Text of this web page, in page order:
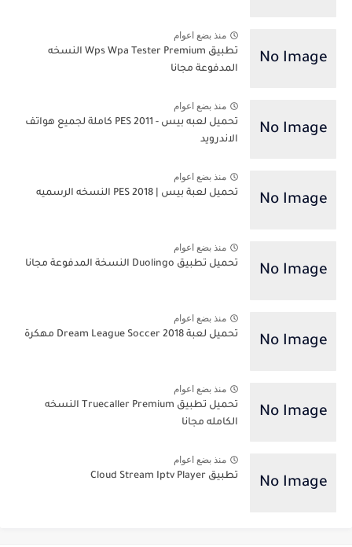
منذ بضع اعوام
تطبيق Wps Wpa Tester Premium النسخه
المدفوعة مجانا
منذ بضع اعوام
تحميل لعبه بيس - PES 2011 كاملة لجميع هواتف
الاندرويد
منذ بضع اعوام
تحميل لعبة بيس | PES 2018 النسخه الرسميه
منذ بضع اعوام
تحميل تطبيق Duolingo النسخة المدفوعة مجانا
منذ بضع اعوام
تحميل لعبة Dream League Soccer 2018 مهكرة
منذ بضع اعوام
تحميل تطبيق Truecaller Premium النسخه
الكامله مجانا
منذ بضع اعوام
تطبيق Cloud Stream Iptv Player